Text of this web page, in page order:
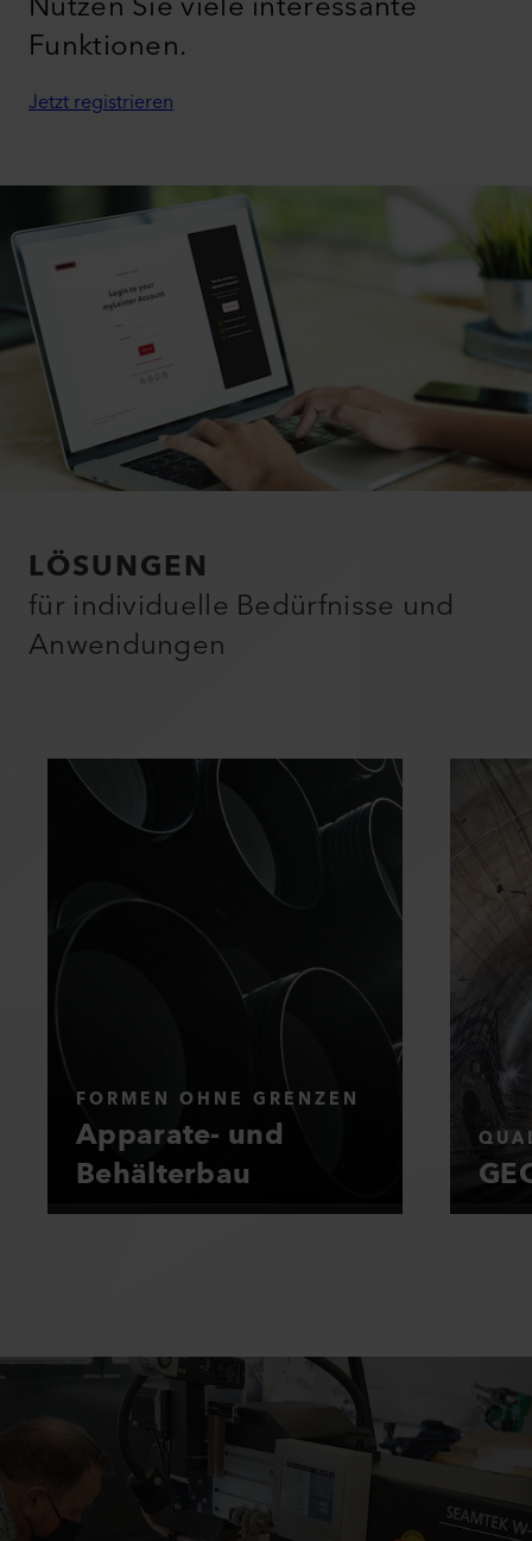
Funktionen.
Jetzt registrieren
LÖSUNGEN
für individuelle Bedürfnisse und
Anwendungen
FORMEN OHNE GRENZEN
Apparate- und
Behälterbau